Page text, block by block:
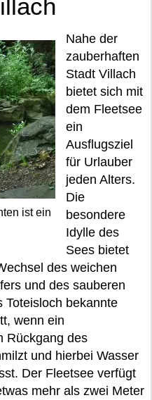
ist ein
Nahe der
zauberhaften
Stadt Villach
bietet sich mit
dem Fleetsee
ein
Ausflugsziel
für Urlauber
jeden Alters.
Die
besondere
Idylle des
Sees bietet
des weichen
und des sauberen
Toteisloch bekannte
wenn ein
Rückgang des
und hierbei Wasser
Der Fleetsee verfügt
mehr als zwei Meter